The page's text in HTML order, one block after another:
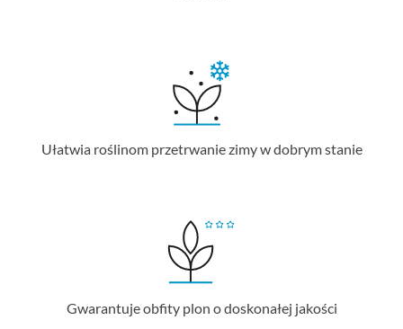
Ułatwia roślinom przetrwanie zimy w dobrym stanie
Gwarantuje obfity plon o doskonałej jakości